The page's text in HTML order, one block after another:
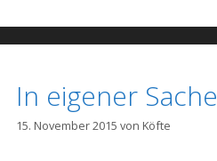
In eigener Sache
15. November 2015 von Köfte